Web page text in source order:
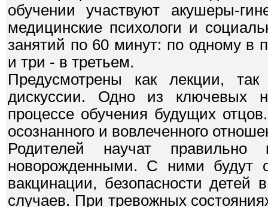
обучении участвуют акушеры-
медицинские психологи и
занятий по 60 минут: по одному в
и три - в третьем.
Предусмотрены как лекции,
дискуссии. Одно из ключевых
процессе обучения будущих
осознанного и вовлеченного
Родителей научат
новорожденными. С ними будут
вакцинации, безопасности детей
случаев. При тревожных